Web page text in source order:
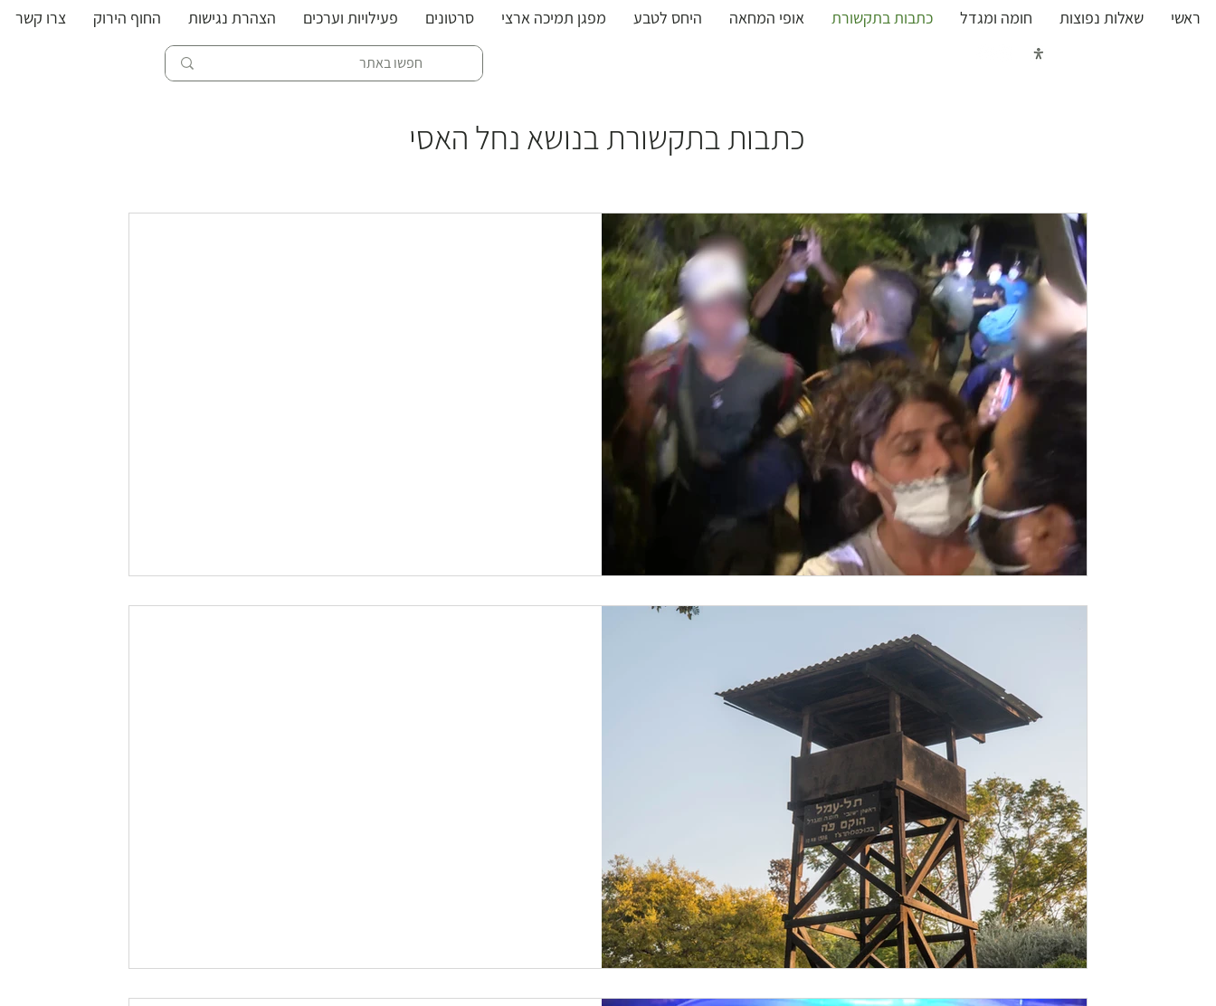
ראשי שאלות נפוצות חומה ומגדל כתבות בתקשורת אופי המחאה היחס לטבע מפגן תמיכה ארצי סרטונים פעילויות וערכים הצהרת נגישות החוף הירוק
צרו קשר
כתבות בתקשורת בנושא נחל האסי
פורסם ב-ynet: הקרב על האסי: קיבוץ ניר
דוד התלונן במשטרה על פריצה לילית
לשטחו
״פעם נוספת הוכח כי נחל האסי לא מעניין את המוחים אלא הרצון להפריע
ולשבש את שגרת חייהם של ילדי וחברי הקיבוץ תוך הפעלת כוח.״ "כ-30
מפגינים...
זמן קריאה 1 דקות
הארץ: למה להרוס את ניר דוד?
״הקיבוצים, כמו המושבים, התיישבו על אדמות טרשים או ביצות מוכות
מלריה וכנופיות פורעים. הם הפריחו את השממה ויצרו והגנו על היישוב
לפני קום...